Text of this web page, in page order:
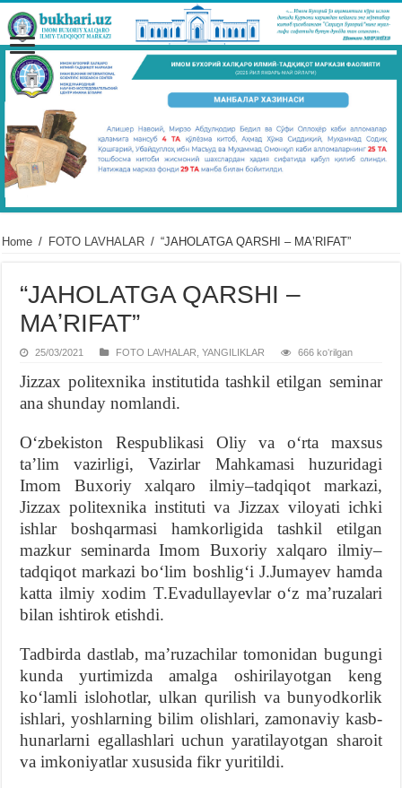
Home / FOTO LAVHALAR / “JAHOLATGA QARSHI – MAʼRIFAT”
“JAHOLATGA QARSHI –
MAʼRIFAT”
25/03/2021 FOTO LAVHALAR ,YANGILIKLAR 666 koʻrilgan
Jizzax politexnika institutida tashkil etilgan seminar
ana shunday nomlandi.
Oʻzbekiston Respublikasi Oliy va oʻrta maxsus
taʼlim vazirligi, Vazirlar Mahkamasi huzuridagi
Imom Buxoriy xalqaro ilmiy–tadqiqot markazi,
Jizzax politexnika instituti va Jizzax viloyati ichki
ishlar boshqarmasi hamkorligida tashkil etilgan
mazkur seminarda Imom Buxoriy xalqaro ilmiy–
tadqiqot markazi boʻlim boshligʻi J.Jumayev hamda
katta ilmiy xodim T.Evadullayevlar oʻz maʼruzalari
bilan ishtirok etishdi.
Tadbirda dastlab, maʼruzachilar tomonidan bugungi
kunda yurtimizda amalga oshirilayotgan keng
koʻlamli islohotlar, ulkan qurilish va bunyodkorlik
ishlari, yoshlarning bilim olishlari, zamonaviy kasb-
hunarlarni egallashlari uchun yaratilayotgan sharoit
va imkoniyatlar xususida fikr yuritildi.